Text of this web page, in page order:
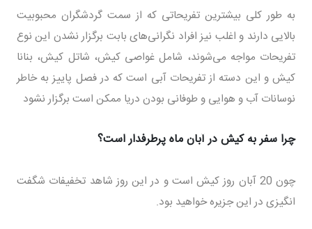
به طور کلی بیشترین تفریحاتی که از سمت گردشگران محبوبیت
بالایی دارند و اغلب نیز افراد نگرانی‌های بابت برگزار نشدن این نوع
تفریحات مواجه می‌شوند، شامل غواصی کیش، شاتل کیش، بنانا
کیش و این دسته از تفریحات آبی است که در فصل پاییز به خاطر
نوسانات آب و هوایی و طوفانی بودن دریا ممکن است برگزار نشود
چرا سفر به کیش در آبان ماه پرطرفدار است؟
چون 20 آبان روز کیش است و در این روز شاهد تخفیفات شگفت
انگیزی در این جزیره خواهید بود.